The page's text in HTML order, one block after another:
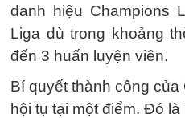
danh hiệu Champions
Liga dù trong khoảng
đến 3 huấn luyện viên.
Bí quyết thành công của
hội tụ tại một điểm. Đó là